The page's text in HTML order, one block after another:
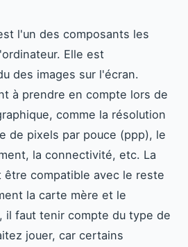
l'un des composants les
Elle est
des images sur l'écran.
à prendre en compte lors de
comme la résolution
de pixels par pouce (ppp), le
la connectivité, etc. La
compatible avec le reste
la carte mère et le
il faut tenir compte du type de
jouer, car certains